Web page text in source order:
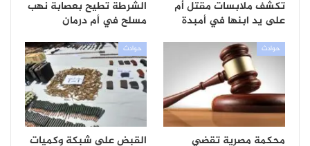
تكشف ملابسات مقتل أم
على يد ابنها في أمبدة
الشرطة تطيح بعصابة نهب
مسلح في أم درمان
حوادث
محكمة مصرية تقضي
حوادث
القبض على شبكة وكميات